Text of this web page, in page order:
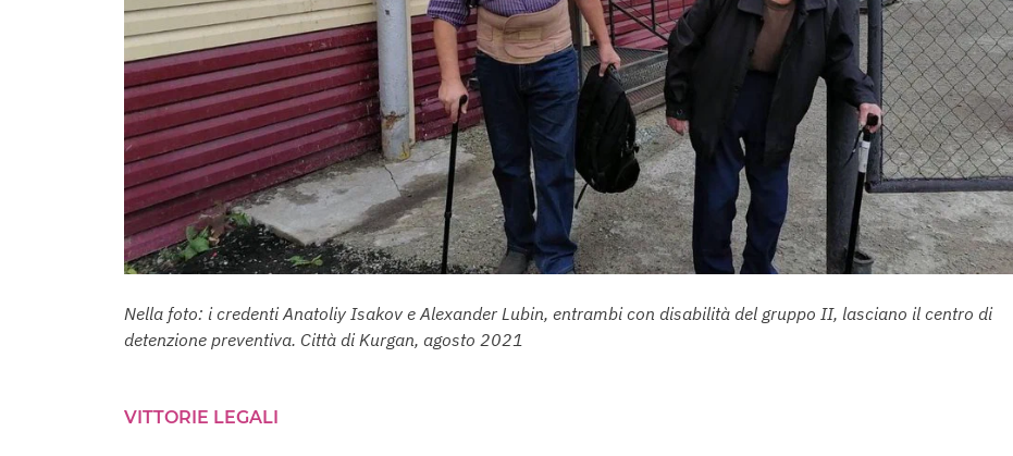
Nella foto: i credenti Anatoliy Isakov e Alexander Lubin, entrambi con disabilità del gruppo II, lasciano il centro di
detenzione preventiva. Città di Kurgan, agosto 2021
VITTORIE LEGALI